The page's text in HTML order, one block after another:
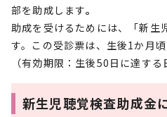
部を助成します。
助成を受けるためには、「新生
す。この受診票は、生後1か月
（有効期限：生後50日に達する
新生児聴覚検査助成金